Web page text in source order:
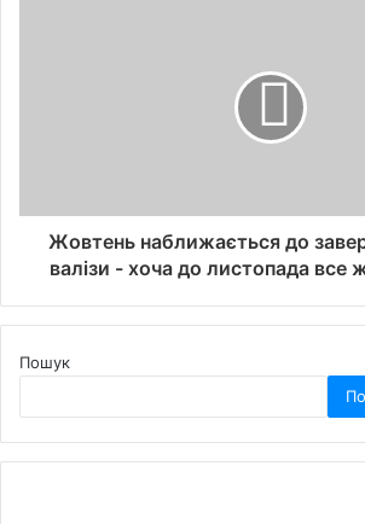
Жовтень наближається до
валізи - хоча до листопада все
Пошук